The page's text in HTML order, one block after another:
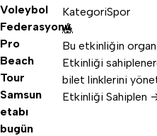
Voleybol
Federasyonu
Pro
Beach
Tour
Samsun
etabı
bugün
KategoriSpor
🎪
Bu etkinliğin
Etkinliği
bilet linklerini
Etkinliği Sahiplen